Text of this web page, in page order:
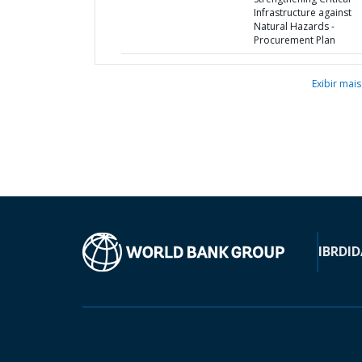
Infrastructure against
Natural Hazards -
Procurement Plan
Exibir mais
IBRD